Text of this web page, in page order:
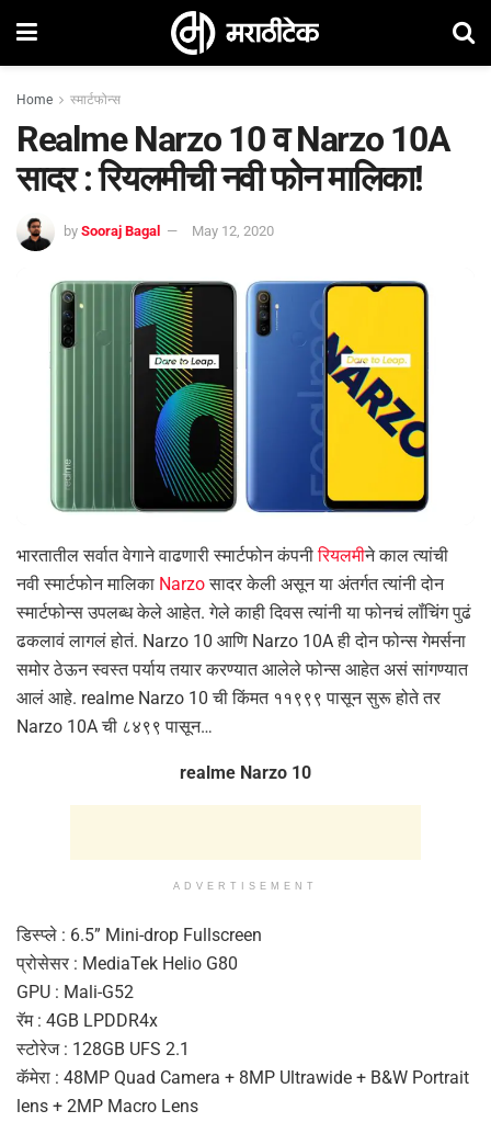
Home स्मार्टफोन्स
Realme Narzo 10 व Narzo 10A
सादर : रियलमीची नवी फोन मालिका!
by Sooraj Bagal May 12, 2020
भारतातील सर्वात वेगाने वाढणारी स्मार्टफोन कंपनीरियलमीने काल त्यांची
नवी स्मार्टफोन मालिका Narzoसादर केली असून या अंतर्गत त्यांनी दोन
स्मार्टफोन्स उपलब्ध केले आहेत. गेले काही दिवस त्यांनी या फोनचं लॉंचिंग पुढं
ढकलावं लागलं होतं. Narzo 10 आणि Narzo 10A ही दोन फोन्स गेमर्सना
समोर ठेऊन स्वस्त पर्याय तयार करण्यात आलेले फोन्स आहेत असं सांगण्यात
आलं आहे. realme Narzo 10 ची किंमत ११९९९ पासून सुरू होते तर
Narzo 10A ची ८४९९ पासून…
realme Narzo 10
ADVERTISEMENT
डिस्प्ले : 6.5” Mini-drop Fullscreen
प्रोसेसर : MediaTek Helio G80
GPU : Mali-G52
रॅम : 4GB LPDDR4x
स्टोरेज : 128GB UFS 2.1
कॅमेरा : 48MP Quad Camera + 8MP Ultrawide + B&W Portrait
lens + 2MP Macro Lens